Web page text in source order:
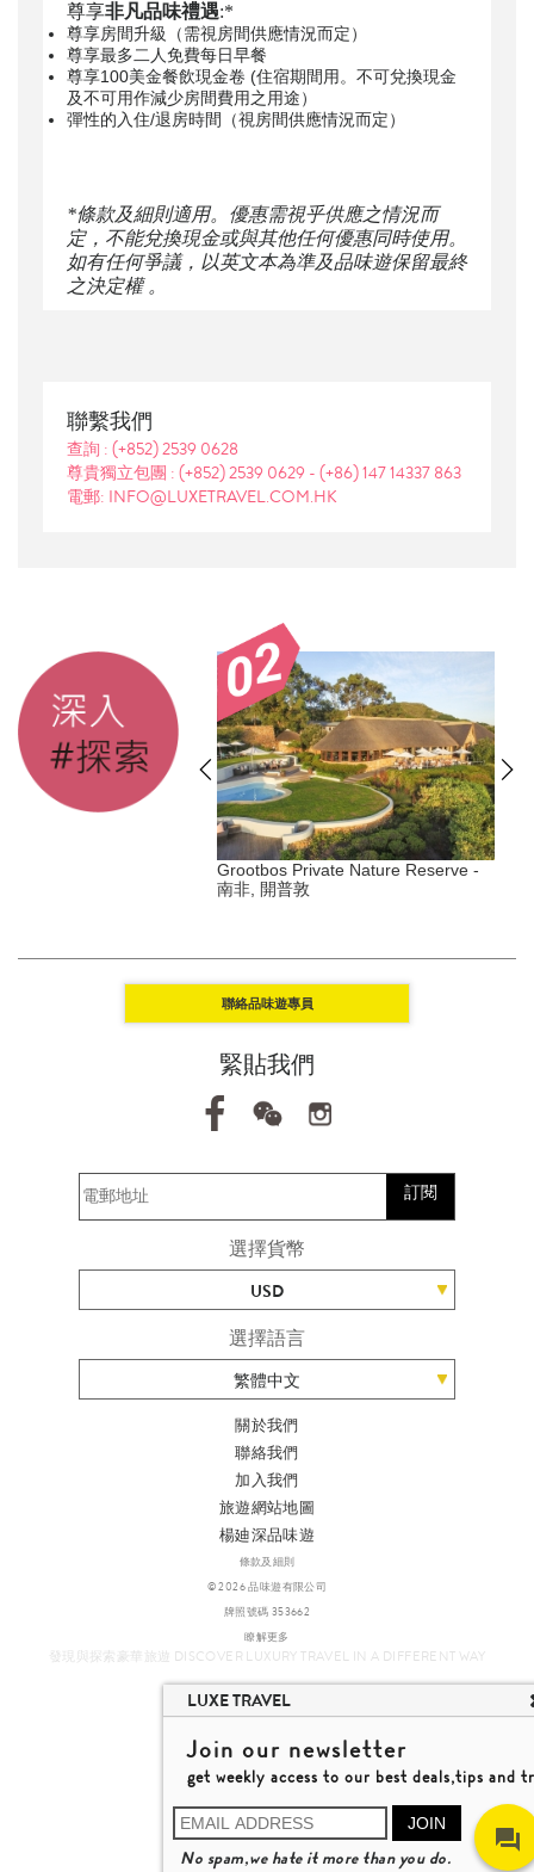
尊享非凡品味禮遇:*
尊享房間升級（需視房間供應情況而定）
尊享最多二人免費每日早餐
尊享100美金餐飲現金卷 (住宿期間用。不可兌換現金
及不可用作減少房間費用之用途）
彈性的入住/退房時間（視房間供應情況而定）
*條款及細則適用。優惠需視乎供應之情況而
定，不能兌換現金或與其他任何優惠同時使用。
如有任何爭議，以英文本為準及品味遊保留最終
之決定權 。
聯繫我們
查詢 : (+852) 2539 0628
尊貴獨立包團 : (+852) 2539 0629 - (+86) 147 14337 863
電郵: INFO@LUXETRAVEL.COM.HK
Grootbos Private Nature Reserve -
南非, 開普敦
聯絡品味遊專員
緊貼我們
訂閱
選擇貨幣
USD
選擇語言
繁體中文
關於我們
聯絡我們
加入我們
旅遊網站地圖
楊廸深品味遊
條款及細則
© 2026 品味遊有限公司
牌照號碼 353662
瞭解更多
發現與探索豪華旅遊 DISCOVER LUXURY TRAVEL IN A DIFFERENT WAY
LUXE TRAVEL
Join our newsletter
get weekly access to our best deals,tips and
JOIN
No spam,we hate it more than you do.